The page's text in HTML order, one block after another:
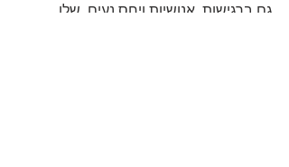
גם ברגישות, אנושיות ויחס נעים, שלו